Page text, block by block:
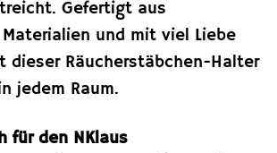
Gefertigt aus
und mit viel Liebe
dieser Räucherstäbchen-Halter
jedem Raum.
für den NKlaus